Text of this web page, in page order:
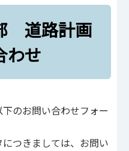
道路計画
わせ
のお問い合わせフォー
つきましては、お問い